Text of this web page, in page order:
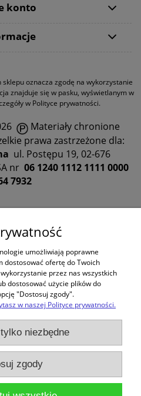
konto
oznacza zgodę na wykorzystanie
znajduje się w pasku, wyświetlanym w
w Polityce prywatności.
Materiały chronione
prawa zastrzeżone dla:
ul. Postępu 19, 02-676
nr 06 1240 1112 1111 0000
7932
umożliwiają poprawne
dostosować ofertę do Twoich
przez nas wszystkich
dostosować użycie plików do
"Dostosuj zgody".
w naszej Polityce prywatności.
niezbędne
zgody